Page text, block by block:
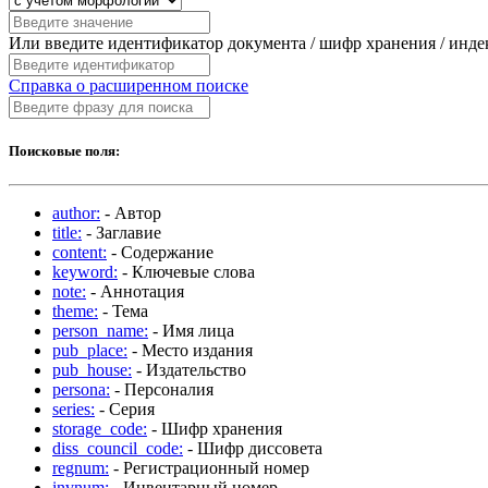
Или введите идентификатор документа / шифр хранения /
Справка о расширенном поиске
Поисковые поля:
author: - Автор
title: - Заглавие
content: - Содержание
keyword: - Ключевые слова
note: - Аннотация
theme: - Тема
person_name: - Имя лица
pub_place: - Место издания
pub_house: - Издательство
persona: - Персоналия
series: - Серия
storage_code: - Шифр хранения
diss_council_code: - Шифр диссовета
regnum: - Регистрационный номер